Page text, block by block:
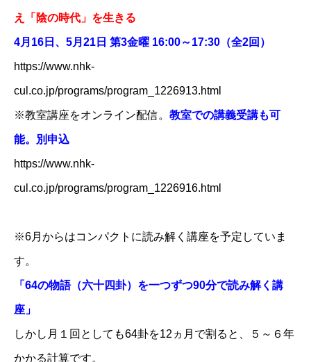
え「陰の時代」を生きる
4月16日、5月21日 第3金曜 16:00～17:30（全2回）
https://www.nhk-
cul.co.jp/programs/program_1226913.html
※教室講座をオンライン配信。 教室での講義受講も可
能。別申込
https://www.nhk-
cul.co.jp/programs/program_1226916.html
※6月からはコンパクトに読み解く講座を予定していま
す。
「64の物語（六十四卦）を一つずつ90分で読み解く講
座」
しかし月１回としても64卦を12ヵ月で割ると、５～６年
かかる計算です。